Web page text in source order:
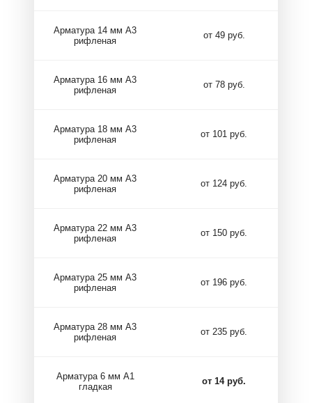
Арматура 14 мм А3
рифленая
от 49 руб.
Арматура 16 мм А3
рифленая
от 78 руб.
Арматура 18 мм А3
рифленая
от 101 руб.
Арматура 20 мм А3
рифленая
от 124 руб.
Арматура 22 мм А3
рифленая
от 150 руб.
Арматура 25 мм А3
рифленая
от 196 руб.
Арматура 28 мм А3
рифленая
от 235 руб.
Арматура 6 мм А1
гладкая
от 14 руб.